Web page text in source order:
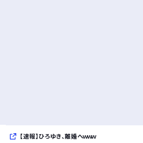
【速報】ひろゆき、離婚へｗｗｗ